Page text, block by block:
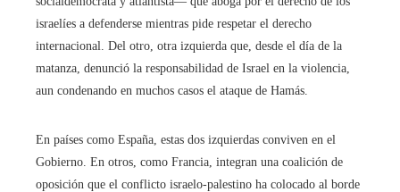
israelíes a defenderse mientras pide respetar el derecho
internacional. Del otro, otra izquierda que, desde el día de la
matanza, denunció la responsabilidad de Israel en la violencia,
aun condenando en muchos casos el ataque de Hamás.
En países como España, estas dos izquierdas conviven en el
Gobierno. En otros, como Francia, integran una coalición de
oposición que el conflicto israelo-palestino ha colocado al borde